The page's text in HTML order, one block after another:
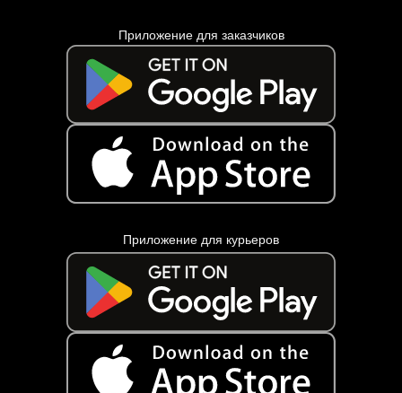
Приложение для заказчиков
Приложение для курьеров